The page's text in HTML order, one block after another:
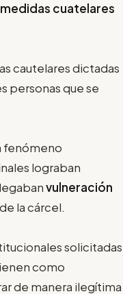
medidas cuatelares
cautelares dictadas
personas que se
fenómeno
lograban
vulneración
la cárcel.
solicitadas
como
de manera ilegítima